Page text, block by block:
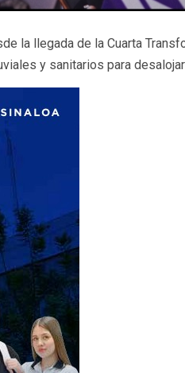
la llegada de la Cuarta
y sanitarios para